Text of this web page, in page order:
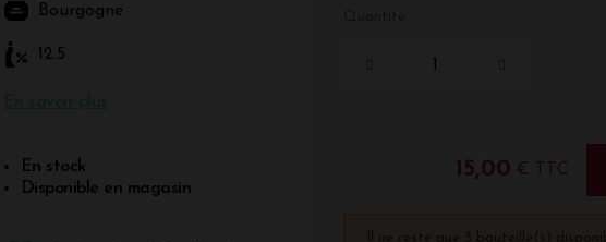
Bourgogne
12.5
En stock
Disponible en magasin
15,00 € TTC